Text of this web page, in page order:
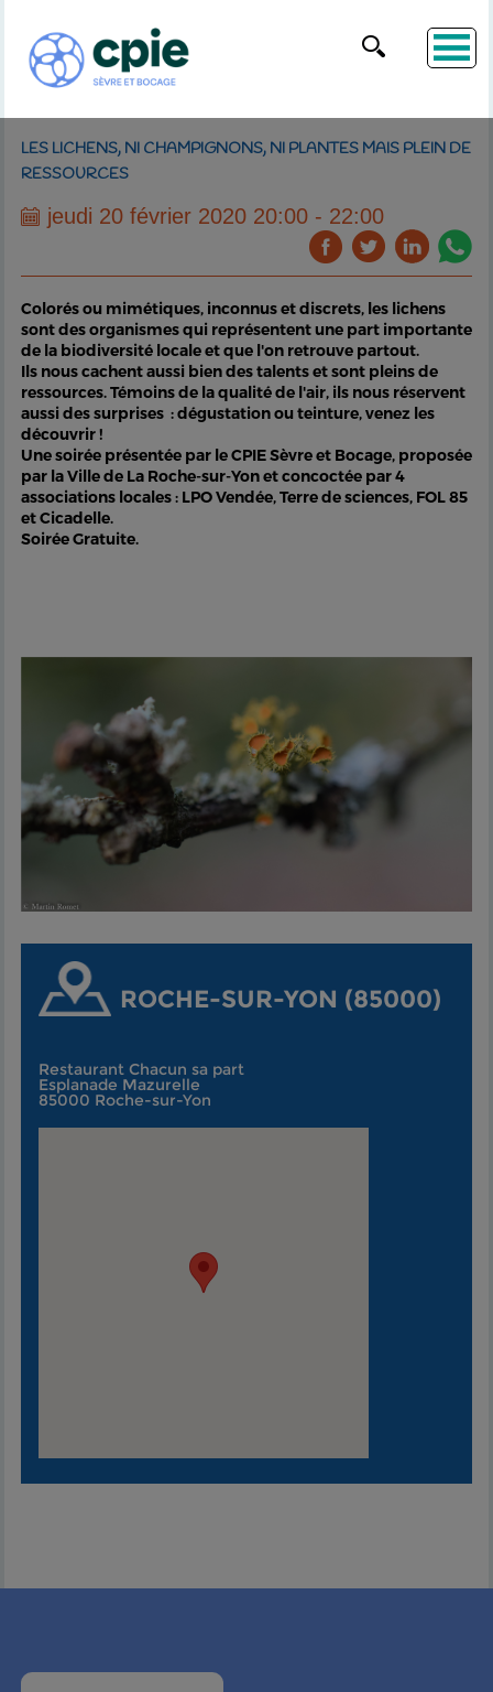
LES LICHENS, NI CHAMPIGNONS, NI PLANTES MAIS PLEIN DE
RESSOURCES
jeudi 20 février 2020 20:00 - 22:00
Colorés ou mimétiques, inconnus et discrets, les lichens
sont des organismes qui représentent une part importante
de la biodiversité locale et que l'on retrouve partout.
Ils nous cachent aussi bien des talents et sont pleins de
ressources. Témoins de la qualité de l'air, ils nous réservent
aussi des surprises : dégustation ou teinture, venez les
découvrir !
Une soirée présentée par le CPIE Sèvre et Bocage, proposée
par la Ville de La Roche-sur-Yon et concoctée par 4
associations locales : LPO Vendée, Terre de sciences, FOL 85
et Cicadelle.
Soirée Gratuite.
ROCHE-SUR-YON (85000)
Restaurant Chacun sa part
Esplanade Mazurelle
85000 Roche-sur-Yon